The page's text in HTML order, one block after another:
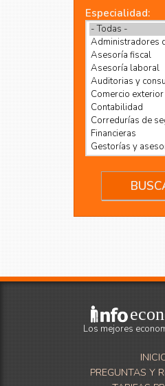
Especialidad:
Los mejores
PREGUNTAS Y